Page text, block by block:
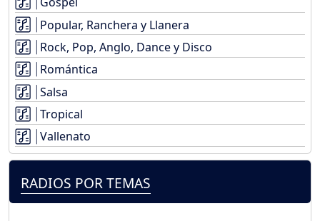
Popular, Ranchera y Llanera
Rock, Pop, Anglo, Dance y Disco
Romántica
Salsa
Tropical
Vallenato
RADIOS POR TEMAS